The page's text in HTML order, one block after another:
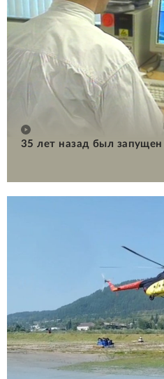
35 лет назад был